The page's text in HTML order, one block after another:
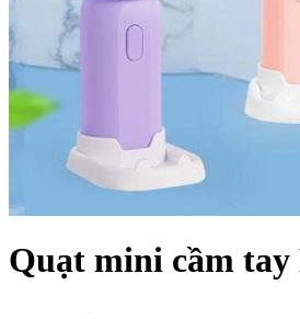
Quạt mini cầm tay